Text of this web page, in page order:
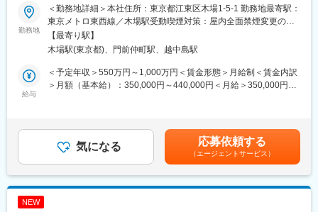
技術力、製品品質、そして環境への配慮など、そのいずれでも世
界をターゲットとした目標を掲げ、事業展開を推進しています。
■ 福利厚生面：
社員の生活と、ライフイベントを大切にする社風で、手厚い福利
厚生が魅力。
・独身寮／社宅制度（約1万円/月）／社宅家賃補助制度／入社に
・仕事と子育て／介護の両立支援制度充実／育児休業復帰率
100％／平均勤続年数17.7％
東証プライム上場の大手総合電子部品グローバルメーカーで、安
■業務内容
・管理会計数値の分析（前月比、計画比 など）
・事業部と連携した収益改善に向けた数値分析
・海外拠点に関する数値管理・分析
■期待値役割等
・主体的に業務課題に取り組むことができる
■業務の面白み・魅力
・ローテーションを通じて、グルーバルな経理のプロフェッショ
ナルを目指せます。
勤務地
＜勤務地詳細＞本社住所：東京都江東区木場1-5-1 勤務地最寄駅：
東京メトロ東西線／木場駅受動喫煙対策：屋内全面禁煙変更の範
囲：会社の定める事業所（リモートワーク含む）
【最寄り駅】
木場駅(東京都)、門前仲町駅、越中島駅
給与
＜予定年収＞550万円～1,000万円＜賃金形態＞月給制＜賃金内訳
＞月額（基本給）：350,000円～440,000円＜月給＞350,000円～
はあくまでも目安の金額であり、選考を通じて上下する可能性が
あります。月給(月額)は固定手当を含めた表記です。
気になる 応募依頼する
（エージェントサービス）
NEW